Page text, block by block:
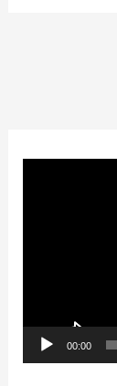
00:00